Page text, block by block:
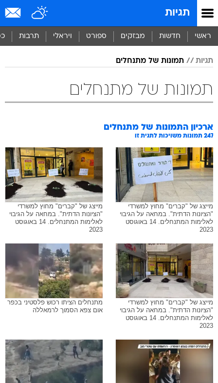
תגיות
ראשי חדשות מבזקים ספורט ויראלי תרבות
תגיות תמונות של מתנחלים
תמונות של מתנחלים
ארכיון התמונות של מתנחלים
247 תמונות משויכות לתגית זו
מייצג של "קברים" מחוץ למשרדי
"הציונות הדתית". במחאה על הגיבוי
לאלימות המתנחלים. 14 באוגוסט
2023
מייצג של "קברים" מחוץ למשרדי
"הציונות הדתית". במחאה על הגיבוי
לאלימות המתנחלים. 14 באוגוסט
2023
מייצג של "קברים" מחוץ למשרדי
"הציונות הדתית". במחאה על הגיבוי
לאלימות המתנחלים. 14 באוגוסט
2023
מתנחלים הציתו רכוש פלסטיני בכפר
אום צפא הסמוך לרמאללה